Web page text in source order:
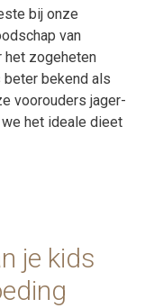
bij onze
van
het zogeheten
bekend als
voorouders jager-
het ideale dieet
je kids